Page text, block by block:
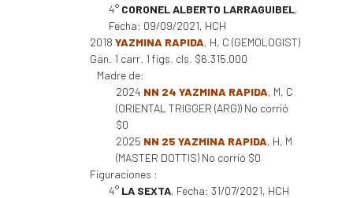
4° CORONEL ALBERTO LARRAGUIBEL,
Fecha: 09/09/2021, HCH
2018 YAZMINA RAPIDA, H, C (GEMOLOGIST)
Gan. 1 carr. 1 figs. cls. $6.315.000
Madre de:
2024 NN 24 YAZMINA RAPIDA, M, C
(ORIENTAL TRIGGER (ARG)) No corrió
$0
2025 NN 25 YAZMINA RAPIDA, H, M
(MASTER DOTTIS) No corrió $0
Figuraciones :
4° LA SEXTA, Fecha: 31/07/2021, HCH